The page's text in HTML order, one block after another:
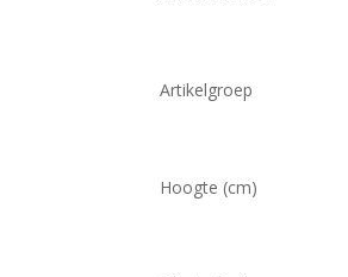
Artikelgroep
Hoogte (cm)